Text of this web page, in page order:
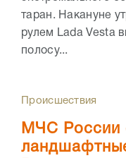
таран. Накануне
рулем Lada Vesta
полосу...
Происшествия
МЧС России